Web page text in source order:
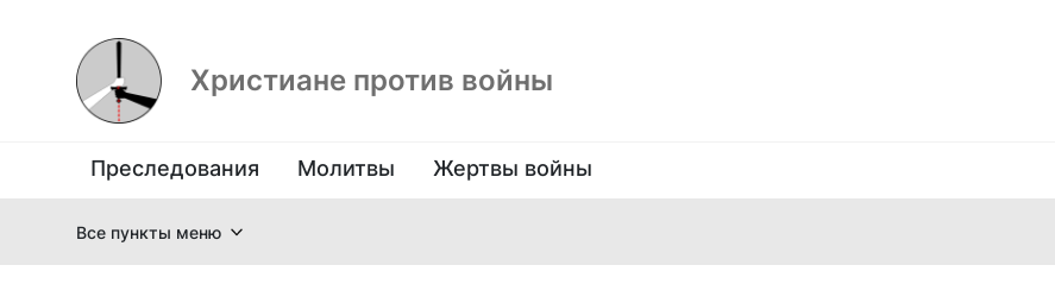
Христиане против войны
Преследования Молитвы Жертвы войны
Все пункты меню